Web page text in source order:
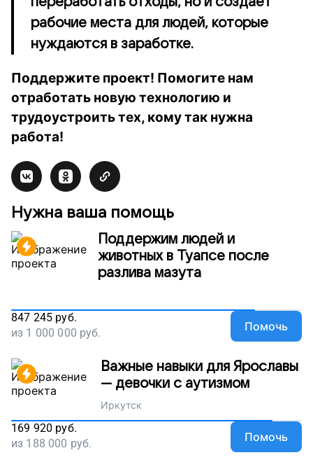
рабочие места для людей, которые
нуждаются в заработке.
Поддержите проект! Помогите нам
отработать новую технологию и
трудоустроить тех, кому так нужна
работа!
Нужна ваша помощь
Поддержим людей и
животных в Туапсе после
разлива мазута
847 245 руб.
из 1 000 000 руб. Помочь
Важные навыки для Ярославы
— девочки с аутизмом
Иркутск
169 920 руб.
из 188 000 руб. Помочь